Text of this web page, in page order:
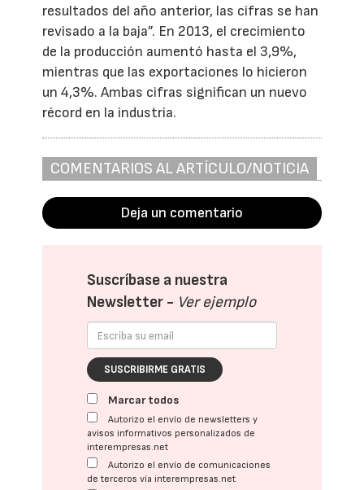
resultados del año anterior, las cifras se han
revisado a la baja”. En 2013, el crecimiento
de la producción aumentó hasta el 3,9%,
mientras que las exportaciones lo hicieron
un 4,3%. Ambas cifras significan un nuevo
récord en la industria.
COMENTARIOS AL ARTÍCULO/NOTICIA
Deja un comentario
Suscríbase a nuestra
Newsletter - Ver ejemplo
SUSCRIBIRME GRATIS
Marcar todos
Autorizo el envío de newsletters y
avisos informativos personalizados de
interempresas.net
Autorizo el envío de comunicaciones
de terceros vía interempresas.net